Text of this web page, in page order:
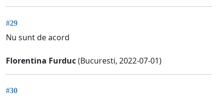
#29
Nu sunt de acord
Florentina Furduc(Bucuresti, 2022-07-01)
#30